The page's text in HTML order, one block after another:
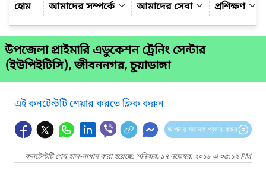
আমাদের সম্পর্কে
আমাদের সেবা প্রশিক্ষণ
উপজেলা প্রাইমারি এডুকেশন ট্রেনিং সেন্টার
(ইউপিইটিসি), জীবননগর, চুয়াডাঙ্গা
এই কনটেন্টটি শেয়ার করতে ক্লিক করুন
আপনার মতামত প্রদান করুন
কনটেন্টটি শেষ হাল-নাগাদ করা হয়েছে: শনিবার, ১৭ নভেম্বর, ২০১৮ এ ০৫:১২ PM